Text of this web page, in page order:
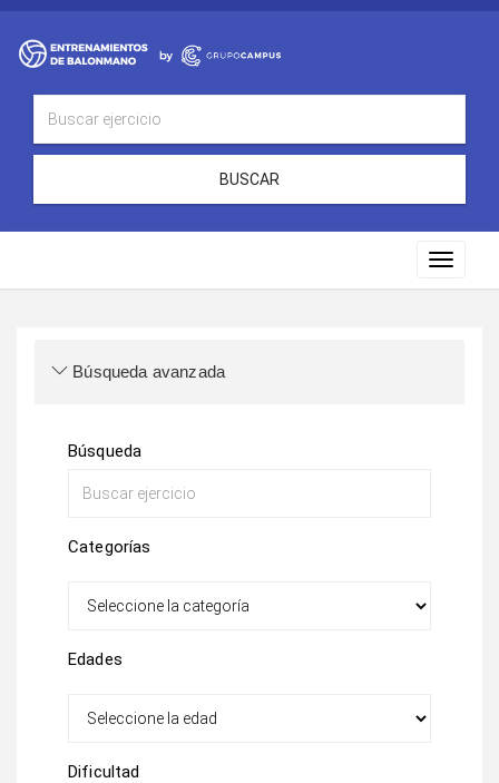
BUSCAR
Toggle
Búsqueda avanzada
Búsqueda
Categorías
Edades
Dificultad